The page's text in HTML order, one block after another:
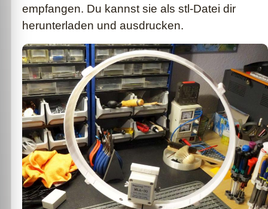
empfangen. Du kannst sie als stl-Datei dir
herunterladen und ausdrucken.